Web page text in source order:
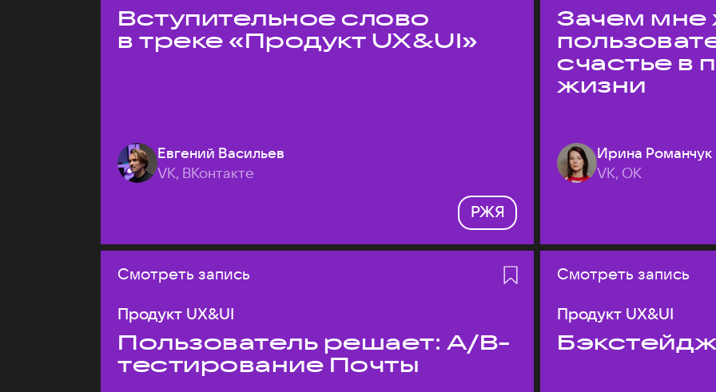
Вступительное слово
в треке «Продукт UX&UI»
Евгений Васильев
VK, ВКонтакте
РЖЯ
Зачем мне
счастье в
жизни
Ирина Романчук
VK, ОК
Смотреть запись
Продукт UX&UI
Пользователь решает: A/B-
тестирование Почты
Смотреть запись
Продукт UX&UI
Бэкстейдж